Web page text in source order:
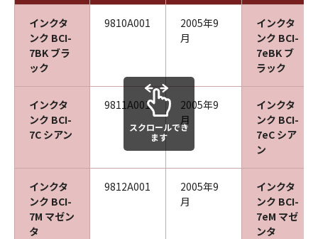
インクタ
ンク BCI-
7BK ブラ
ック
9810A001
2005年9
月
インクタ
ンク BCI-
7eBK ブ
ラック
インクタ
ンク BCI-
7C シアン
9811A001
2005年9
月
インクタ
ンク BCI-
7eC シア
ン
インクタ
ンク BCI-
7M マゼン
タ
9812A001
2005年9
月
インクタ
ンク BCI-
7eM マゼ
ンタ
スクロールでき
ます